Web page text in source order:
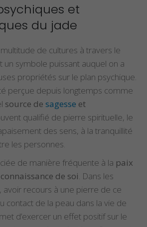
et
du jade
de cultures à travers le
un symbole puissant auquel on a
propriétés sur le plan psychique.
perçue depuis longtemps comme
source de sagesse et
qualifié de pierre spirituelle, le
des sens, à la tranquillité
les personnes.
de manière fréquente à la paix
de soi. Dans les
avoir recours à une pierre de ce
contact de la peau dans la vie de
d’exercer un effet positif sur le